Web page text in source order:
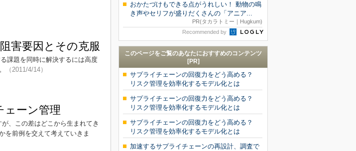
害要因とその克服
課題を同時に解決するには高度
（2011/4/14）
ェーン管理
、この差はどこから生まれてき
を前例を交えて考えていきま
おかたづけもできる点がうれしい！ 動物の鳴
き声やセリフが盛りだくさんの「アニア...
PR(タカラトミー｜Hugkum)
Recommended by
このページをご覧のあなたにおすすめのコンテンツ
[PR]
サプライチェーンの回復力をどう高める？
リスク管理を効率化するモデル化とは
サプライチェーンの回復力をどう高める？
リスク管理を効率化するモデル化とは
サプライチェーンの回復力をどう高める？
リスク管理を効率化するモデル化とは
加速するサプライチェーンの再設計、調査で